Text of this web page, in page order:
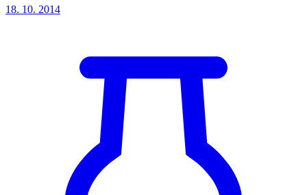
18. 10. 2014